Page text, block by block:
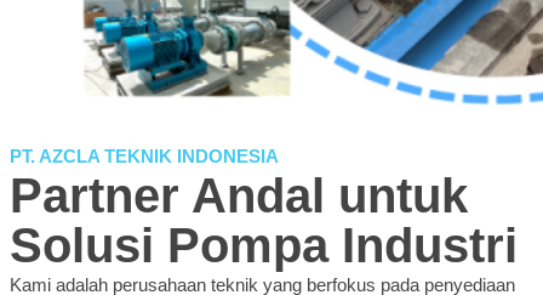
PT. AZCLA TEKNIK INDONESIA
Partner Andal untuk
Solusi Pompa Industri
Kami adalah perusahaan teknik yang berfokus pada penyediaan